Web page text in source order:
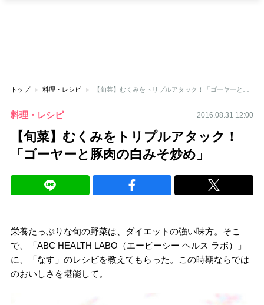
トップ 料理・レシピ
料理・レシピ 2016.08.31 12:00
【旬菜】むくみをトリプルアタック！
「ゴーヤーと豚肉の白みそ炒め」
栄養たっぷりな旬の野菜は、ダイエットの強い味方。そこ
で、「ABC HEALTH LABO（エービーシー ヘルス ラボ）」
に、「なす」のレシピを教えてもらった。この時期ならでは
のおいしさを堪能して。